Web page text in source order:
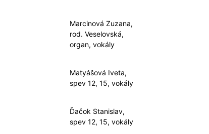
Marcinová Zuzana,
rod. Veselovská,
organ, vokály
Matyášová Iveta,
spev 12, 15, vokály
Ďačok Stanislav,
spev 12, 15, vokály